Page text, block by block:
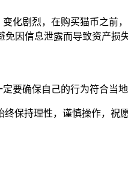
化剧烈，在购买猫币之前
因信息泄露而导致资产损失
要确保自己的行为符合当
保持理性，谨慎操作，祝